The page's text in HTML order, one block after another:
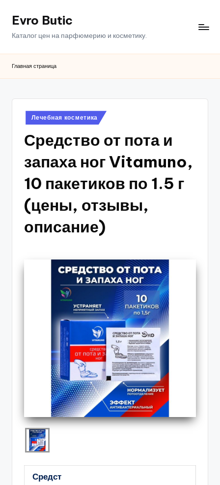
ПерейтиEvro Butic
Каталог цен на парфюмерию и косметику.
Главная страница
Опубликовано
в
Лечебная косметика
Средство от пота и
запаха ног Vitamuno,
10 пакетиков по 1.5 г
(цены, отзывы,
описание)
Средст